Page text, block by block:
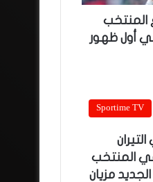
المنتخب
أول ظهور
Sportime TV
المنتخب
مزيان